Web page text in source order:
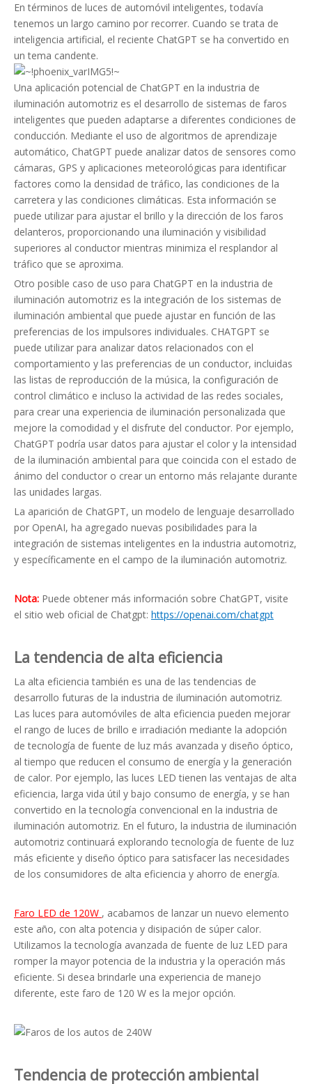
En términos de luces de automóvil inteligentes, todavía
tenemos un largo camino por recorrer. Cuando se trata de
inteligencia artificial, el reciente ChatGPT se ha convertido en
un tema candente.
Una aplicación potencial de ChatGPT en la industria de
iluminación automotriz es el desarrollo de sistemas de faros
inteligentes que pueden adaptarse a diferentes condiciones de
conducción. Mediante el uso de algoritmos de aprendizaje
automático, ChatGPT puede analizar datos de sensores como
cámaras, GPS y aplicaciones meteorológicas para identificar
factores como la densidad de tráfico, las condiciones de la
carretera y las condiciones climáticas. Esta información se
puede utilizar para ajustar el brillo y la dirección de los faros
delanteros, proporcionando una iluminación y visibilidad
superiores al conductor mientras minimiza el resplandor al
tráfico que se aproxima.
Otro posible caso de uso para ChatGPT en la industria de
iluminación automotriz es la integración de los sistemas de
iluminación ambiental que puede ajustar en función de las
preferencias de los impulsores individuales. CHATGPT se
puede utilizar para analizar datos relacionados con el
comportamiento y las preferencias de un conductor, incluidas
las listas de reproducción de la música, la configuración de
control climático e incluso la actividad de las redes sociales,
para crear una experiencia de iluminación personalizada que
mejore la comodidad y el disfrute del conductor. Por ejemplo,
ChatGPT podría usar datos para ajustar el color y la intensidad
de la iluminación ambiental para que coincida con el estado de
ánimo del conductor o crear un entorno más relajante durante
las unidades largas.
La aparición de ChatGPT, un modelo de lenguaje desarrollado
por OpenAI, ha agregado nuevas posibilidades para la
integración de sistemas inteligentes en la industria automotriz,
y específicamente en el campo de la iluminación automotriz.
Nota: Puede obtener más información sobre ChatGPT, visite
el sitio web oficial de Chatgpt: https://openai.com/chatgpt
La tendencia de alta eficiencia
La alta eficiencia también es una de las tendencias de
desarrollo futuras de la industria de iluminación automotriz.
Las luces para automóviles de alta eficiencia pueden mejorar
el rango de luces de brillo e irradiación mediante la adopción
de tecnología de fuente de luz más avanzada y diseño óptico,
al tiempo que reducen el consumo de energía y la generación
de calor. Por ejemplo, las luces LED tienen las ventajas de alta
eficiencia, larga vida útil y bajo consumo de energía, y se han
convertido en la tecnología convencional en la industria de
iluminación automotriz. En el futuro, la industria de iluminación
automotriz continuará explorando tecnología de fuente de luz
más eficiente y diseño óptico para satisfacer las necesidades
de los consumidores de alta eficiencia y ahorro de energía.
Faro LED de 120W , acabamos de lanzar un nuevo elemento
este año, con alta potencia y disipación de súper calor.
Utilizamos la tecnología avanzada de fuente de luz LED para
romper la mayor potencia de la industria y la operación más
eficiente. Si desea brindarle una experiencia de manejo
diferente, este faro de 120 W es la mejor opción.
Tendencia de protección ambiental